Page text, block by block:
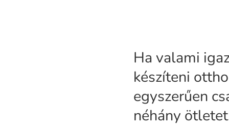
Ha valami
készíteni
egyszerűen
néhány